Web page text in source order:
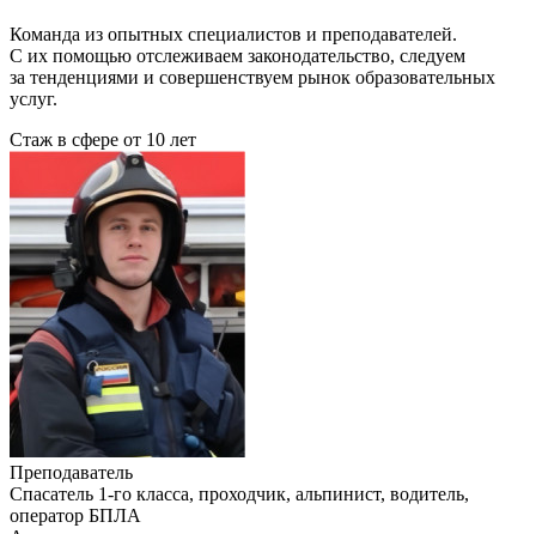
Команда из опытных специалистов и преподавателей.
С их помощью отслеживаем законодательство, следуем
за тенденциями и совершенствуем рынок образовательных
услуг.
Стаж в сфере от 10 лет
Преподаватель
Cпасатель 1-го класса, проходчик, альпинист, водитель,
оператор БПЛА